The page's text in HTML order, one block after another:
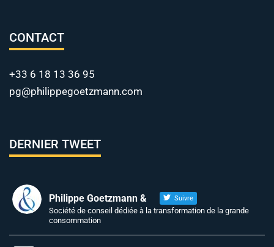
CONTACT
+33 6 18 13 36 95
pg@philippegoetzmann.com
DERNIER TWEET
Philippe Goetzmann & Suivre
Société de conseil dédiée à la transformation de la grande
consommation